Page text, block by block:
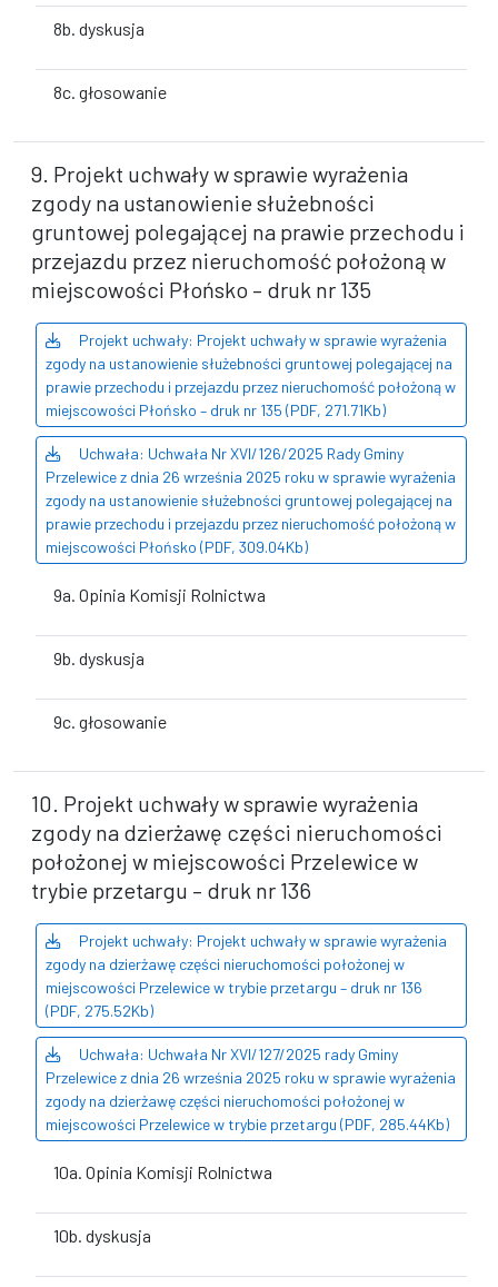
8b. dyskusja
8c. głosowanie
9. Projekt uchwały w sprawie wyrażenia
zgody na ustanowienie służebności
gruntowej polegającej na prawie przechodu i
przejazdu przez nieruchomość położoną w
miejscowości Płońsko – druk nr 135
Projekt uchwały: Projekt uchwały w sprawie wyrażenia
zgody na ustanowienie służebności gruntowej polegającej na
prawie przechodu i przejazdu przez nieruchomość położoną w
miejscowości Płońsko – druk nr 135 (PDF, 271.71Kb)
Uchwała: Uchwała Nr XVI/126/2025 Rady Gminy
Przelewice z dnia 26 września 2025 roku w sprawie wyrażenia
zgody na ustanowienie służebności gruntowej polegającej na
prawie przechodu i przejazdu przez nieruchomość położoną w
miejscowości Płońsko (PDF, 309.04Kb)
9a. Opinia Komisji Rolnictwa
9b. dyskusja
9c. głosowanie
10. Projekt uchwały w sprawie wyrażenia
zgody na dzierżawę części nieruchomości
położonej w miejscowości Przelewice w
trybie przetargu – druk nr 136
Projekt uchwały: Projekt uchwały w sprawie wyrażenia
zgody na dzierżawę części nieruchomości położonej w
miejscowości Przelewice w trybie przetargu – druk nr 136
(PDF, 275.52Kb)
Uchwała: Uchwała Nr XVI/127/2025 rady Gminy
Przelewice z dnia 26 września 2025 roku w sprawie wyrażenia
zgody na dzierżawę części nieruchomości położonej w
miejscowości Przelewice w trybie przetargu (PDF, 285.44Kb)
10a. Opinia Komisji Rolnictwa
10b. dyskusja